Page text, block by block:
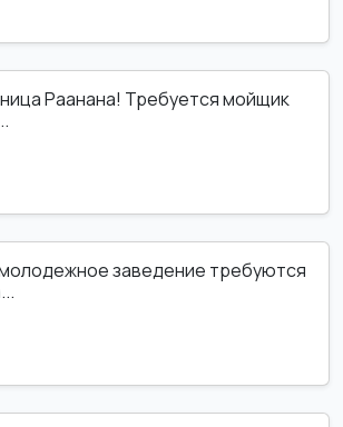
Раанана! Требуется мойщик
заведение требуются